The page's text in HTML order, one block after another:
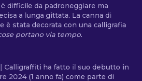
difficile da padroneggiare ma
a lunga gittata. La canna di
è stata decorata con una calligrafia
portano via tempo.
Calligraffiti ha fatto il suo debutto in
2024 (1 anno fa) come parte di